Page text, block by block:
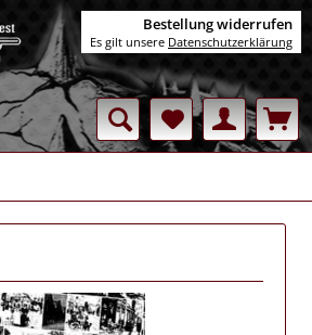
Bestellung widerrufen
Es gilt unsere Datenschutzerklärung